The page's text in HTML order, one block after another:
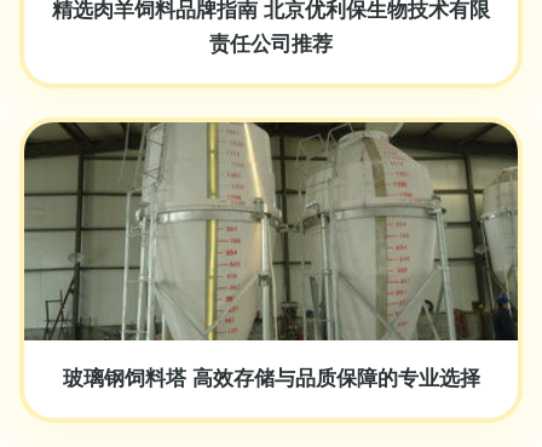
精选肉羊饲料品牌指南 北京优利保生物技术有限
责任公司推荐
玻璃钢饲料塔 高效存储与品质保障的专业选择